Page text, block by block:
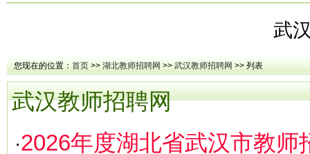
武
您现在的位置： 首页 >> 湖北教师招聘网 >> 武汉教师招聘网 >> 列表
武汉教师招聘网
·2026年度湖北省武汉市教师